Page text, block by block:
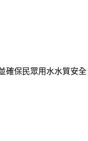
確保民眾用水水質安